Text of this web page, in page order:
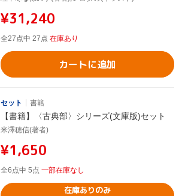
¥31,240
全27点中 27点 在庫あり
カートに追加
セット 書籍
【書籍】〈古典部〉シリーズ(文庫版)セット
米澤穂信(著者)
¥1,650
全6点中 5点 一部在庫なし
在庫ありのみ